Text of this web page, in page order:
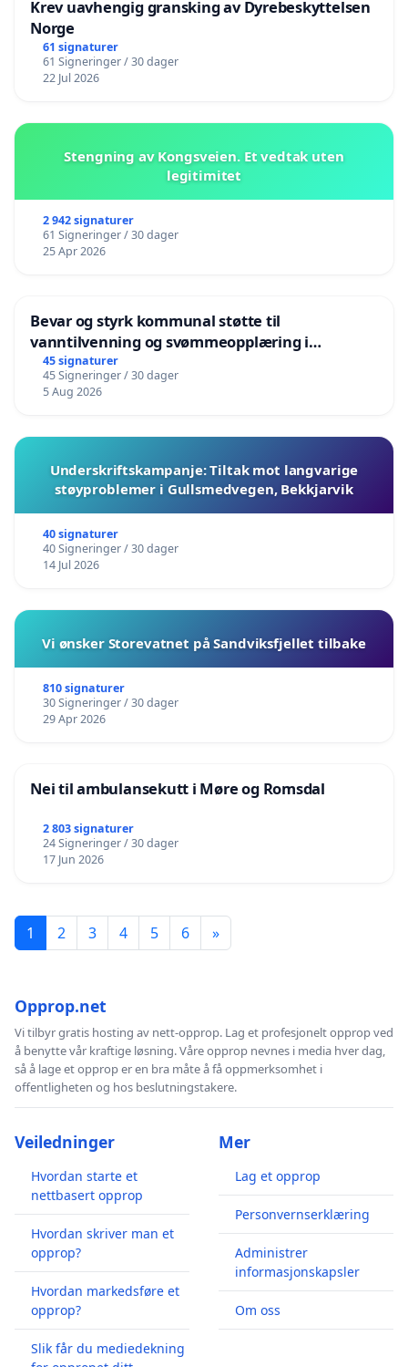
Krev uavhengig gransking av Dyrebeskyttelsen
Norge
61 signaturer
61 Signeringer / 30 dager
22 Jul 2026
Stengning av Kongsveien. Et vedtak uten
legitimitet
2 942 signaturer
61 Signeringer / 30 dager
25 Apr 2026
Bevar og styrk kommunal støtte til
vanntilvenning og svømmeopplæring i
barnehagene i Haugesund
45 signaturer
45 Signeringer / 30 dager
5 Aug 2026
Underskriftskampanje: Tiltak mot langvarige
støyproblemer i Gullsmedvegen, Bekkjarvik
40 signaturer
40 Signeringer / 30 dager
14 Jul 2026
Vi ønsker Storevatnet på Sandviksfjellet tilbake
810 signaturer
30 Signeringer / 30 dager
29 Apr 2026
Nei til ambulansekutt i Møre og Romsdal
2 803 signaturer
24 Signeringer / 30 dager
17 Jun 2026
1 2 3 4 5 6 »
Opprop.net
Vi tilbyr gratis hosting av nett-opprop. Lag et profesjonelt opprop ved
å benytte vår kraftige løsning. Våre opprop nevnes i media hver dag,
så å lage et opprop er en bra måte å få oppmerksomhet i
offentligheten og hos beslutningstakere.
Veiledninger
Hvordan starte et
nettbasert opprop
Hvordan skriver man et
opprop?
Hvordan markedsføre et
opprop?
Slik får du mediedekning
Mer
Lag et opprop
Personvernserklæring
Administrer
informasjonskapsler
Om oss